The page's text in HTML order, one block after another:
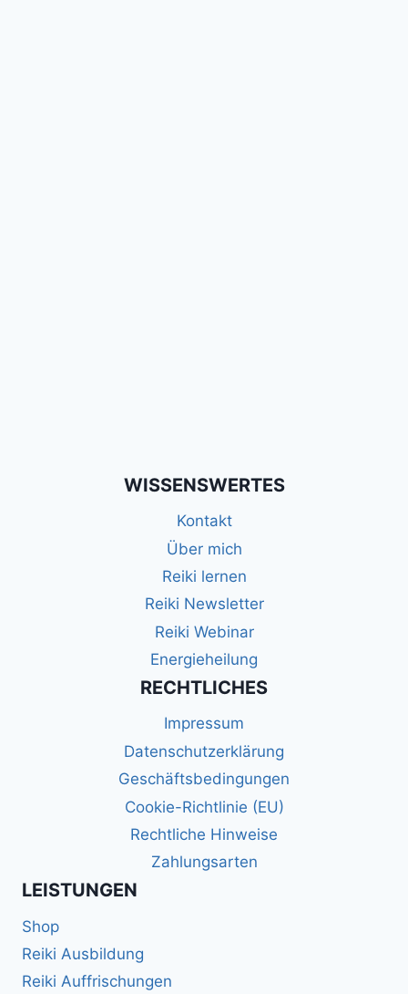
WISSENSWERTES
Kontakt
Über mich
Reiki lernen
Reiki Newsletter
Reiki Webinar
Energieheilung
RECHTLICHES
Impressum
Datenschutzerklärung
Geschäftsbedingungen
Cookie-Richtlinie (EU)
Rechtliche Hinweise
Zahlungsarten
LEISTUNGEN
Shop
Reiki Ausbildung
Reiki Auffrischungen